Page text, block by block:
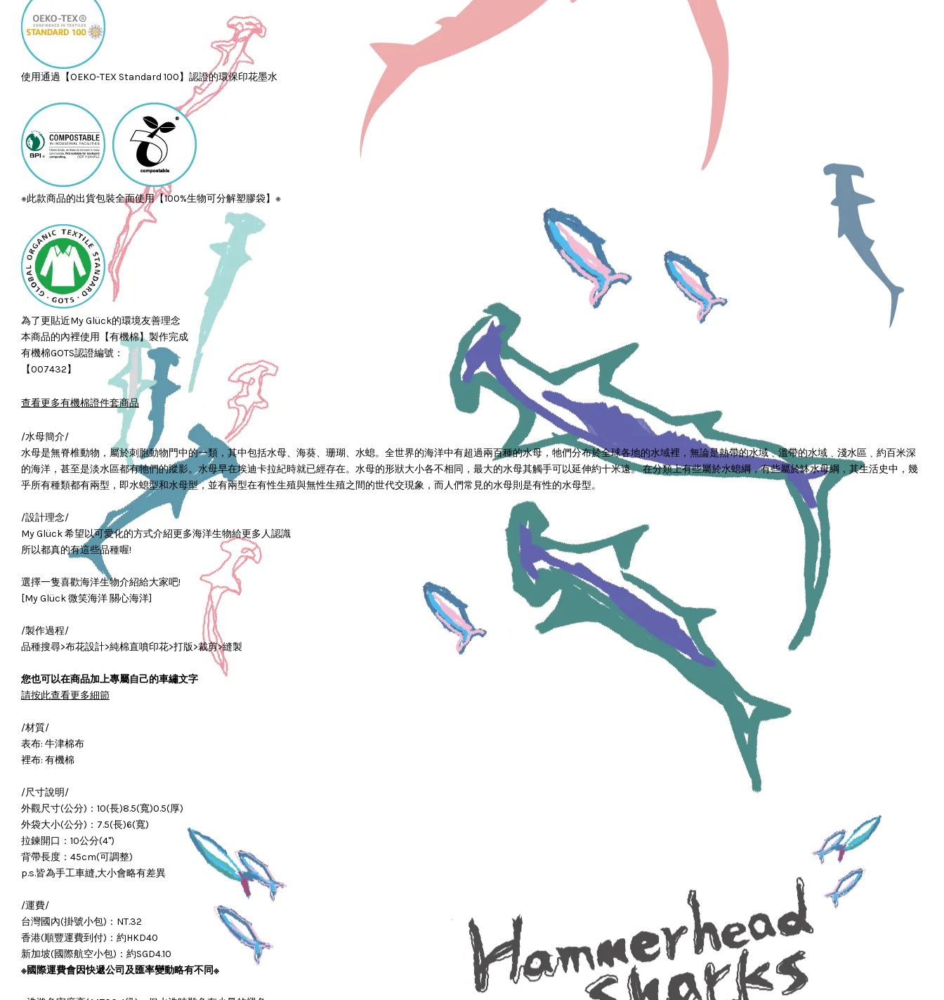
使用通過【OEKO-TEX Standard 100】認證的環保印花墨水
※此款商品的出貨包裝全面使用【100%生物可分解塑膠袋】※
為了更貼近My Glück的環境友善理念
本商品的內裡使用【有機棉】製作完成
有機棉GOTS認證編號：
【007432】
查看更多有機棉證件套商品
/水母簡介/
水母是無脊椎動物，屬於刺胞動物門中的一類，其中包括水母、海葵、珊瑚、水螅。全世界的海洋中有超過兩百種的水母，牠們分布於全球各地的水域裡，無論是熱帶的水域﹑溫帶的水域﹑淺水區﹑約百米深
的海洋，甚至是淡水區都有牠們的蹤影。水母早在埃迪卡拉紀時就已經存在。水母的形狀大小各不相同，最大的水母其觸手可以延伸約十米遠。 在分類上有些屬於水螅綱，有些屬於缽水母綱，其生活史中，幾
乎所有種類都有兩型，即水螅型和水母型，並有兩型在有性生殖與無性生殖之間的世代交現象，而人們常見的水母則是有性的水母型。
/設計理念/
My Glück 希望以可愛化的方式介紹更多海洋生物給更多人認識
所以都真的有這些品種喔!
選擇一隻喜歡海洋生物介紹給大家吧!
[My Glück 微笑海洋 關心海洋]
/製作過程/
品種搜尋>布花設計>純棉直噴印花>打版>裁剪>縫製
您也可以在商品加上專屬自己的車繡文字
請按此查看更多細節
/材質/
表布: 牛津棉布
裡布: 有機棉
/尺寸說明/
外觀尺寸(公分)：10(長)8.5(寬)0.5(厚)
外袋大小(公分)：7.5(長)6(寬)
拉鍊開口：10公分(4")
背帶長度：45cm(可調整)
p.s.皆為手工車縫,大小會略有差異
/運費/
台灣國內(掛號小包)：NT.32
香港(順豐運費到付)：約HKD40
新加坡(國際航空小包)：約SGD4.10
※國際運費會因快遞公司及匯率變動略有不同※